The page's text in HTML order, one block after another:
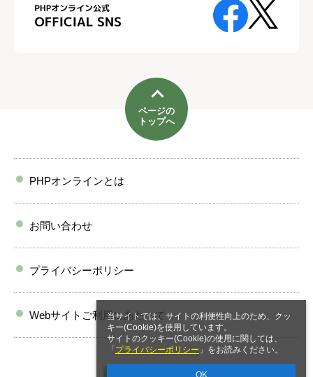
当サイトでは、サイトの利便性向上のため、クッ
キー(Cookie)を使用しています。
サイトのクッキー(Cookie)の使用に関しては、
「 プライバシーポリシー 」をお読みください。
OK
ページの
トップへ
PHPオンラインとは
お問い合わせ
プライバシーポリシー
Webサイトご利用にあたって